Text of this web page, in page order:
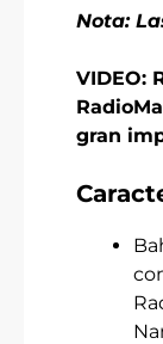
Nota:
VIDEO:
gran